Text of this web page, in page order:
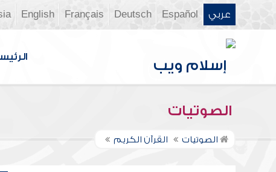
عربي Español
Deutsch
Français
English
الصوتيات
الصوتيات القرآن الكريم